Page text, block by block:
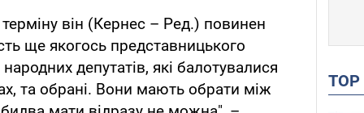
він (Кернес – Ред.) повинен
ще якогось представницького
депутатів, які балотувалися
та обрані. Вони мають обрати між